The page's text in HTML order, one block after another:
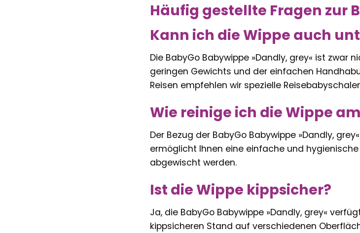
Häufig gestellte Fragen zur
Kann ich die Wippe auch
Die BabyGo Babywippe »Dandly, grey« ist zwar
geringen Gewichts und der einfachen
Reisen empfehlen wir spezielle
Wie reinige ich die Wippe
Der Bezug der BabyGo Babywippe »Dandly,
ermöglicht Ihnen eine einfache und
abgewischt werden.
Ist die Wippe kippsicher?
Ja, die BabyGo Babywippe »Dandly, grey«
kippsicheren Stand auf verschiedenen